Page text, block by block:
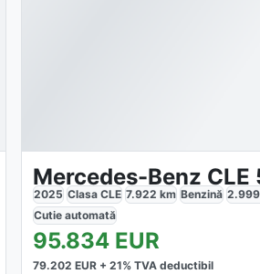
Mercedes-Benz CLE
2025 Clasa CLE 7.922 km Benzină 2.999
Cutieautomată
95.834 EUR
79.202 EUR +21% TVA deductibil